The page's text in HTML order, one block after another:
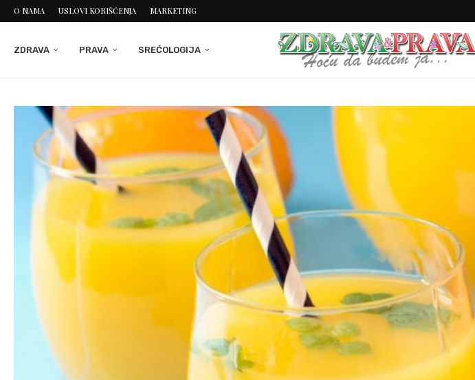
O NAMA USLOVI KORIŠĆENJA MARKETING
ZDRAVA PRAVA SREĆOLOGIJA